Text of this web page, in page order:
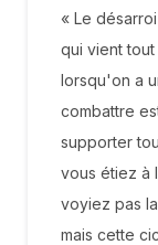
« Le
qui vient
lorsqu'on a
combattre
supporter
vous étiez à
voyiez pas
mais cette